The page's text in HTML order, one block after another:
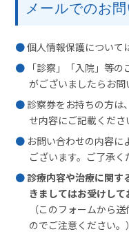
メールでのお
個人情報保護について
「診察」「入院」等
がございましたらお問
診察券をお持ちの方は
せ内容にご記載くださ
お問い合わせの内容に
ございます。ご了承く
診療内容や治療に関す
きましてはお受けして
（このフォームから
のでご注意ください。）